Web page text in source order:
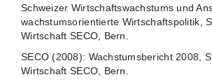
Schweizer Wirtschaftswachstums und
wachstumsorientierte Wirtschaftspolitik,
Wirtschaft SECO, Bern.
SECO (2008): Wachstumsbericht 2008,
Wirtschaft SECO, Bern.